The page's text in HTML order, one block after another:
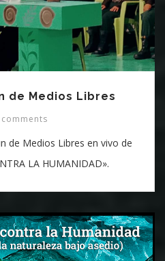
de Medios Libres
comments
de Medios Libres en vivo de
LA HUMANIDAD».